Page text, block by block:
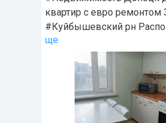
квартир с евро ремонтом
#Куйбышевский рн
ще